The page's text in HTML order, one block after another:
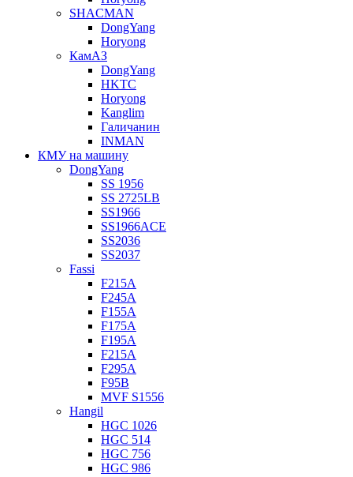
SHACMAN
DongYang
Horyong
КамАЗ
DongYang
HKTC
Horyong
Kanglim
Галичанин
INMAN
КМУ на машину
DongYang
SS 1956
SS 2725LB
SS1966
SS1966ACE
SS2036
SS2037
Fassi
F215A
F245A
F155A
F175A
F195A
F215A
F295A
F95B
MVF S1556
Hangil
HGC 1026
HGC 514
HGC 756
HGC 986